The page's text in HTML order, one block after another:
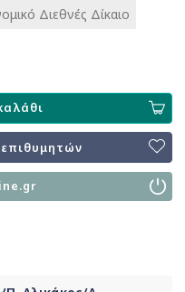
Διεθνές Δίκαιο